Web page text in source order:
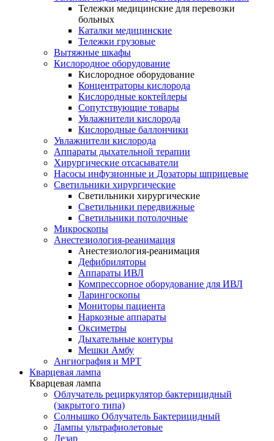
Тележки медицинские для перевозки
больных
Каталки медицинские
Тележки грузовые
Вытяжные шкафы
Кислородное оборудование
Кислородное оборудование
Концентраторы кислорода
Кислородные коктейлеры
Сопутствующие товары
Увлажнители кислорода
Кислородные баллончики
Увлажнители кислорода
Аппараты дыхательной терапии
Хирургические отсасыватели
Насосы инфузионные и Дозаторы шприцевые
Светильники хирургические
Светильники хирургические
Светильники передвижные
Светильники потолочные
Микроскопы
Анестезиология-реанимация
Анестезиология-реанимация
Дефибриляторы
Аппараты ИВЛ
Компрессорное оборудование для ИВЛ
Ларингоскопы
Мониторы пациента
Наркозные аппараты
Оксиметры
Дыхательные контуры
Мешки Амбу
Ангиография и МРТ
Кварцевая лампа
Кварцевая лампа
Облучатель рециркулятор бактерицидный
(закрытого типа)
Солнышко Облучатель Бактерицидный
Лампы ультрафиолетовые
Дезар